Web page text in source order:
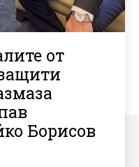
от
Борисов